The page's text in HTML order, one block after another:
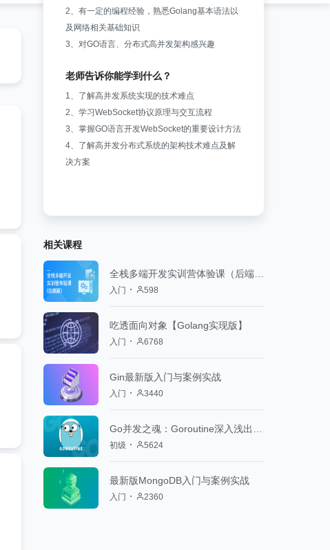
2、有一定的编程经验，熟悉Golang基本语法以
及网络相关基础知识
3、对GO语言、分布式高并发架构感兴趣
老师告诉你能学到什么？
1、了解高并发系统实现的技术难点
2、学习WebSocket协议原理与交互流程
3、掌握GO语言开发WebSocket的重要设计方法
4、了解高并发分布式系统的架构技术难点及解
决方案
相关课程
入门 598
吃透面向对象【Golang实现版】
入门 6768
Gin最新版入门与案例实战
入门 3440
初级 5624
最新版MongoDB入门与案例实战
入门 2360